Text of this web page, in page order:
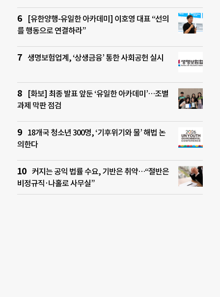
[유한양행-유일한 아카데미] 이호영 대표 “선의
를 행동으로 연결하라”
생명보험업계, ‘상생금융’ 통한 사회공헌 실시
[화보] 최종 발표 앞둔 ‘유일한 아카데미’…조별
과제 막판 점검
18개국 청소년 300명, ‘기후위기와 물’ 해법 논
의한다
커지는 공익 법률 수요, 기반은 취약…“절반은
비정규직·나홀로 사무실”